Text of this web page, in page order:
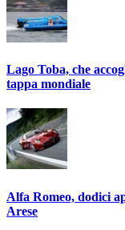
Lago Toba, che
tappa mondiale
Alfa Romeo, dodici
Arese